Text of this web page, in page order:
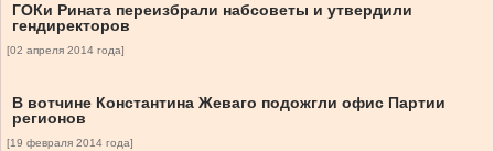
ГОКи Рината переизбрали набсоветы и утвердили
гендиректоров
[02 апреля 2014 года]
В вотчине Константина Жеваго подожгли офис Партии
регионов
[19 февраля 2014 года]